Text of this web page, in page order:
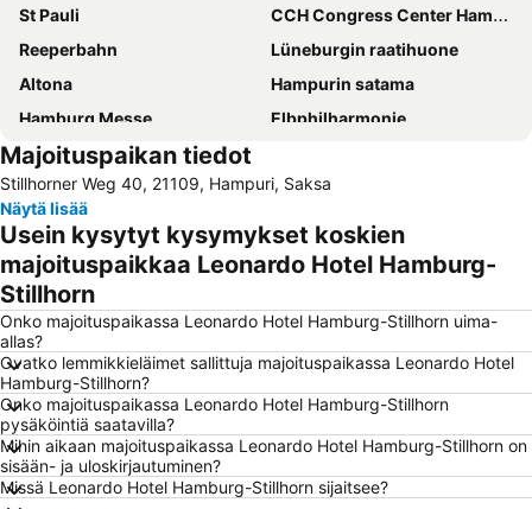
St Pauli
CCH Congress Center Hamburg
Reeperbahn
Lüneburgin raatihuone
Altona
Hampurin satama
Hamburg Messe
Elbphilharmonie
Hauptbahnhof Nord Metro Station
Rathaus Metro Station
Winterhude
Barclaycard Arena
Lübecker Straße Metro Station
Altona-Altstadt
Hamburg-Mitte
Hagenbeckin eläintarha
St Georg
Hamburg-Altstadt
Neustadt
Bahnhof Lüneburg
Mönckebergstraße
Berliner Tor Metro Station
Hafencity Infocenter
Sternschanze
Harbourcity Hamburg
Speicherstadt
Majoituspaikan tiedot
Stillhorner Weg 40, 21109, Hampuri, Saksa
Näytä lisää
Usein kysytyt kysymykset koskien
majoituspaikkaa Leonardo Hotel Hamburg-
Stillhorn
Onko majoituspaikassa Leonardo Hotel Hamburg-Stillhorn uima-
allas?
Ovatko lemmikkieläimet sallittuja majoituspaikassa Leonardo Hotel
Hamburg-Stillhorn?
Onko majoituspaikassa Leonardo Hotel Hamburg-Stillhorn
pysäköintiä saatavilla?
Mihin aikaan majoituspaikassa Leonardo Hotel Hamburg-Stillhorn on
sisään- ja uloskirjautuminen?
Missä Leonardo Hotel Hamburg-Stillhorn sijaitsee?